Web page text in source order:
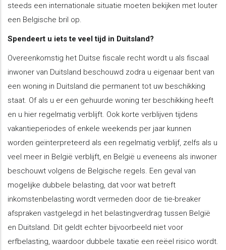
steeds een internationale situatie moeten bekijken met louter
een Belgische bril op.
Spendeert u iets te veel tijd in Duitsland?
Overeenkomstig het Duitse fiscale recht wordt u als fiscaal
inwoner van Duitsland beschouwd zodra u eigenaar bent van
een woning in Duitsland die permanent tot uw beschikking
staat. Of als u er een gehuurde woning ter beschikking heeft
en u hier regelmatig verblijft. Ook korte verblijven tijdens
vakantieperiodes of enkele weekends per jaar kunnen
worden geïnterpreteerd als een regelmatig verblijf, zelfs als u
veel meer in België verblijft, en België u eveneens als inwoner
beschouwt volgens de Belgische regels. Een geval van
mogelijke dubbele belasting, dat voor wat betreft
inkomstenbelasting wordt vermeden door de tie-breaker
afspraken vastgelegd in het belastingverdrag tussen België
en Duitsland. Dit geldt echter bijvoorbeeld niet voor
erfbelasting, waardoor dubbele taxatie een reëel risico wordt.